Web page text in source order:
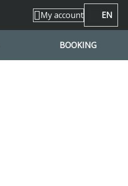
My account EN
BOOKING